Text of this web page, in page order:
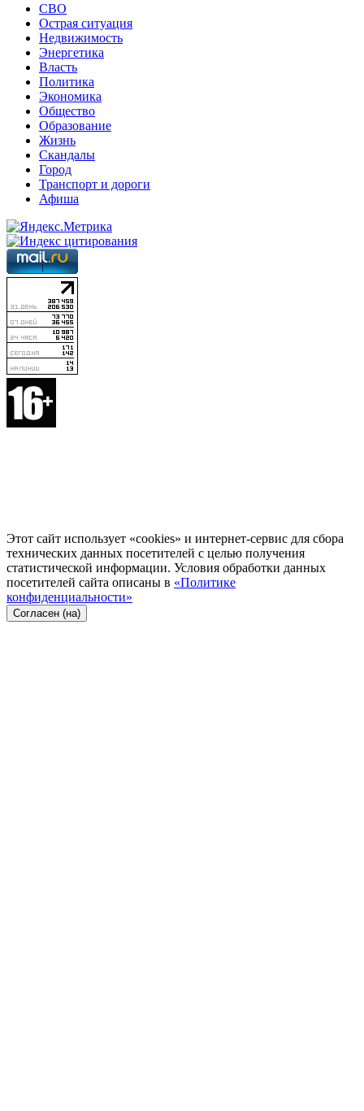
СВО
Острая ситуация
Недвижимость
Энергетика
Власть
Политика
Экономика
Общество
Образование
Жизнь
Скандалы
Город
Транспорт и дороги
Афиша
Этот сайт использует «cookies» и интернет-сервис для сбора
технических данных посетителей с целью получения
статистической информации. Условия обработки данных
посетителей сайта описаны в «Политике
конфиденциальности»
Согласен (на)